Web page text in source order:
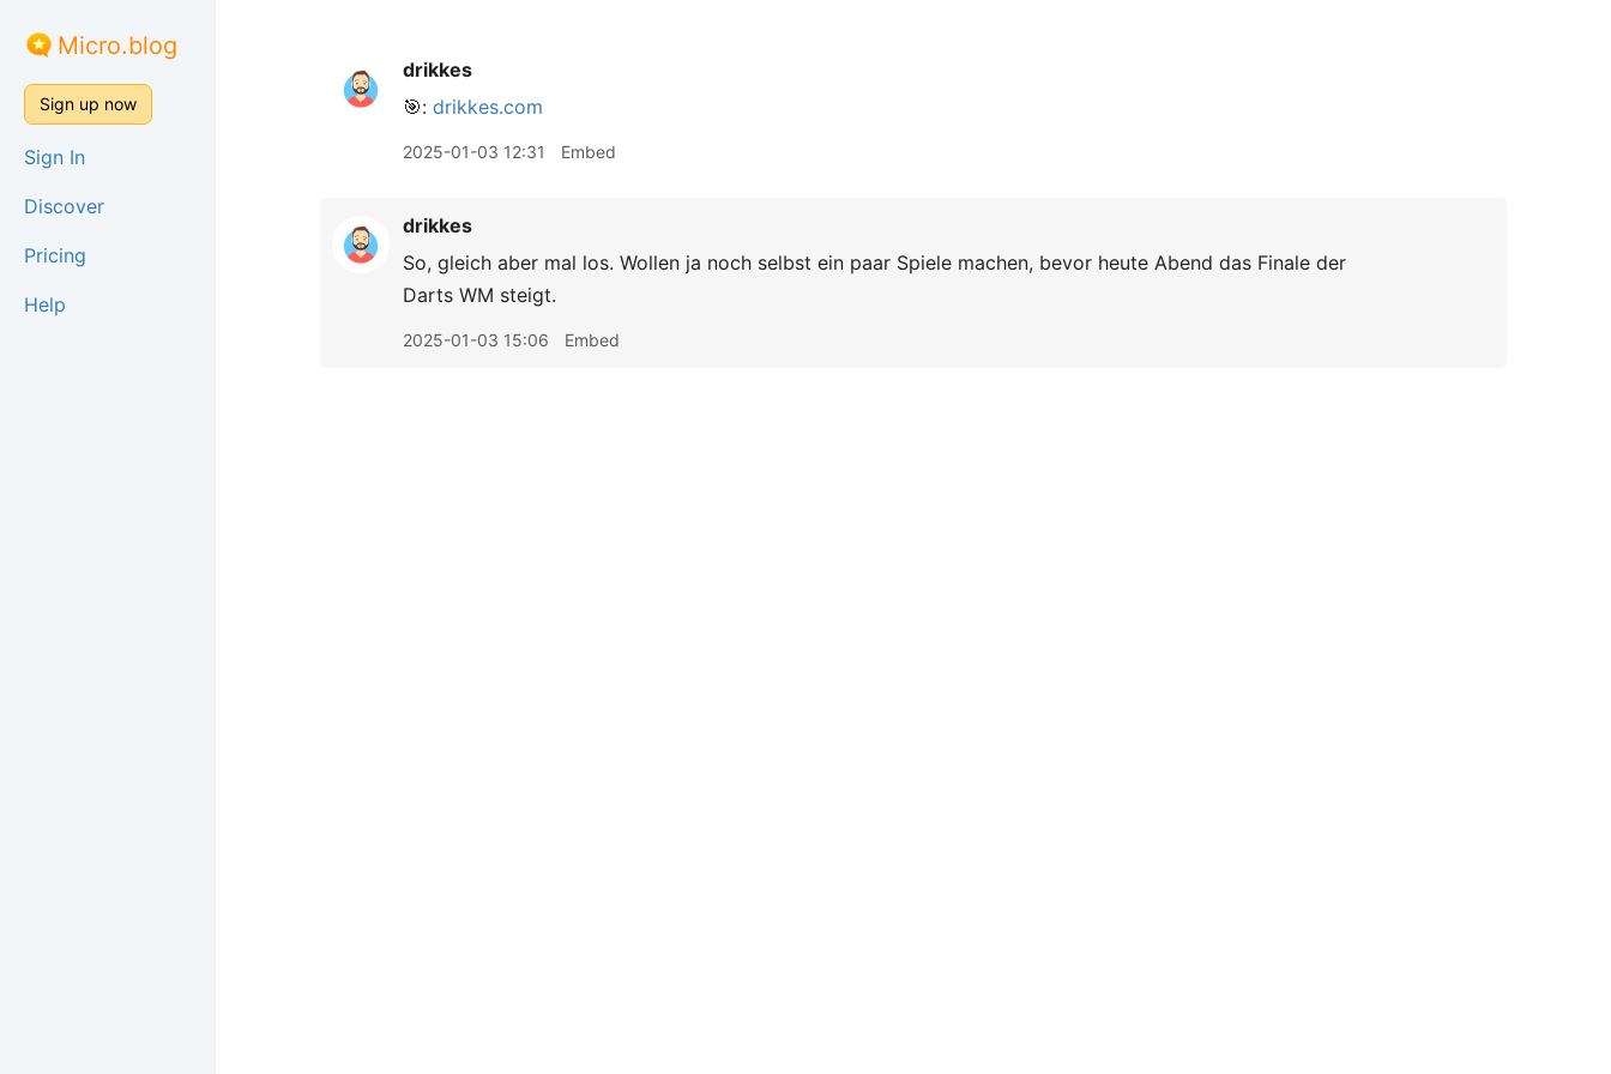
Micro.blog
Sign up now
Sign In
Discover
Pricing
Help
drikkes
🎯: drikkes.com
2025-01-03 12:31 Embed
drikkes
So, gleich aber mal los. Wollen ja noch selbst ein paar Spiele machen, bevor heute Abend das Finale der
Darts WM steigt.
2025-01-03 15:06 Embed